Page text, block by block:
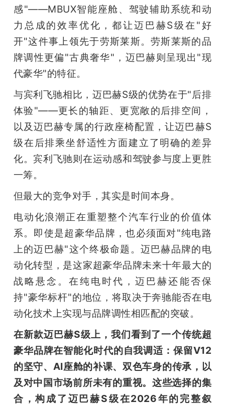
感"——MBUX智能座舱、驾驶辅助系统和动
力总成的效率优化，都让迈巴赫S级在"好
开"这件事上领先于劳斯莱斯。劳斯莱斯的品
牌调性更偏"古典奢华"，迈巴赫则呈现出"现
代豪华"的特征。
与宾利飞驰相比，迈巴赫S级的优势在于"后排
体验"——更长的轴距、更宽敞的后排空间，
以及迈巴赫专属的行政座椅配置，让迈巴赫S
级在后排乘坐舒适性方面建立了明确的差异
化。宾利飞驰则在运动感和驾驶参与度上更胜
一筹。
但最大的竞争对手，其实是时间本身。
电动化浪潮正在重塑整个汽车行业的价值体
系。即使是超豪华品牌，也必须面对"纯电路
上的迈巴赫"这个终极命题。迈巴赫品牌的电
动化转型，是这家超豪华品牌未来十年最大的
战略悬念。在纯电时代，迈巴赫还能否保
持"豪华标杆"的地位，将取决于奔驰能否在电
动化技术上实现与品牌调性相匹配的突破。
在新款迈巴赫S级上，我们看到了一个传统超
豪华品牌在智能化时代的自我调适：保留V12
的坚守、AI座舱的补课、双色车身的传承，以
及对中国市场前所未有的重视。这些选择的集
合，构成了迈巴赫S级在2026年的完整叙